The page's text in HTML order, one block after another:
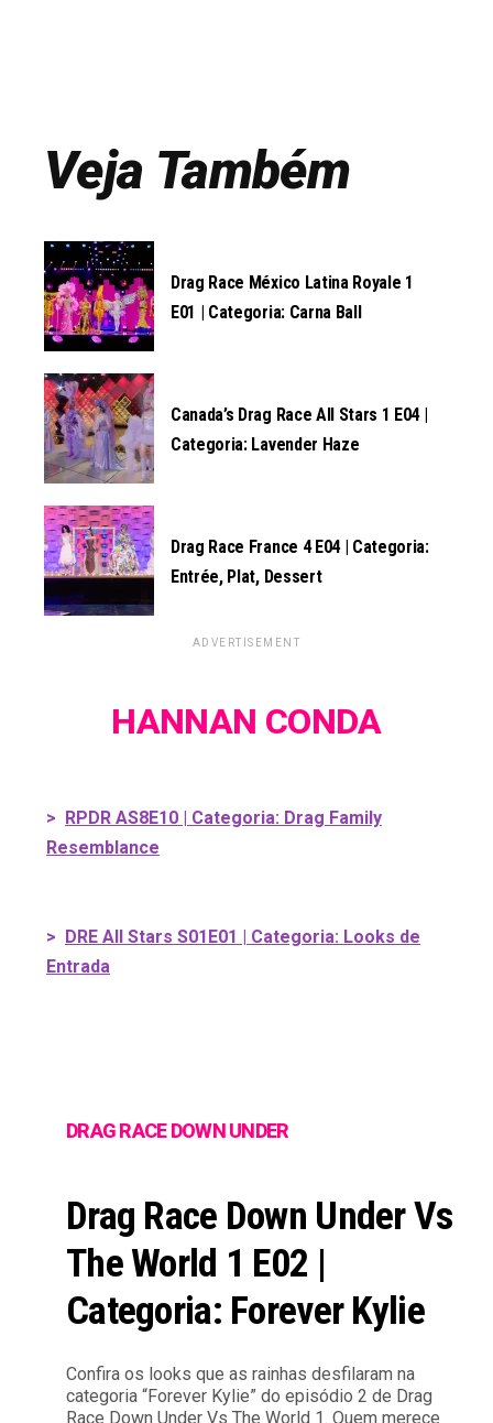
Veja Também
Drag Race México Latina Royale 1
E01 | Categoria: Carna Ball
Canada’s Drag Race All Stars 1 E04 |
Categoria: Lavender Haze
Drag Race France 4 E04 | Categoria:
Entrée, Plat, Dessert
ADVERTISEMENT
HANNAN CONDA
> RPDR AS8E10 | Categoria: Drag Family
Resemblance
> DRE All Stars S01E01 | Categoria: Looks de
Entrada
DRAG RACE DOWN UNDER
Drag Race Down Under Vs
The World 1 E02 |
Categoria: Forever Kylie
Confira os looks que as rainhas desfilaram na
categoria “Forever Kylie” do episódio 2 de Drag
Race Down Under Vs The World 1. Quem merece